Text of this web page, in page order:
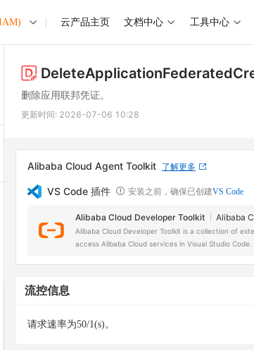
云产品主页 文档中心 工具中心
删除应用联邦凭证。
更新时间: 2026-07-06 10:28
Alibaba Cloud Agent Toolkit 了解更多
VS Code 插件 安装之前，确保已创建VS Code
Alibaba Cloud Developer Toolkit Alibaba
Alibaba Cloud Developer Toolkit is a collection of
access Alibaba Cloud services in Visual Studio Code.
流控信息
请求速率为50/1(s)。